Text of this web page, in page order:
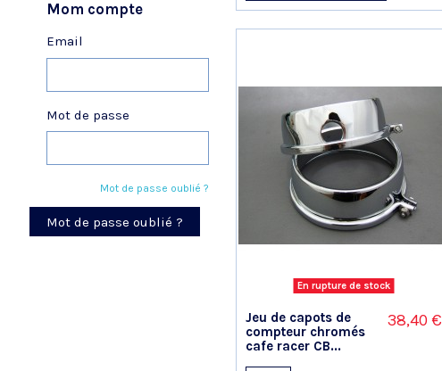
En rupture de stock
Jeu de capots de
compteur chromés
cafe racer CB...
38,40 €
Mom compte
Email
Mot de passe
Mot de passe oublié ?
Mot de passe oublié ?